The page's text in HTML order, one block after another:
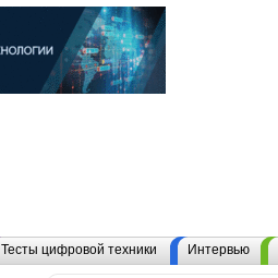
Тесты цифровой техники Интервью